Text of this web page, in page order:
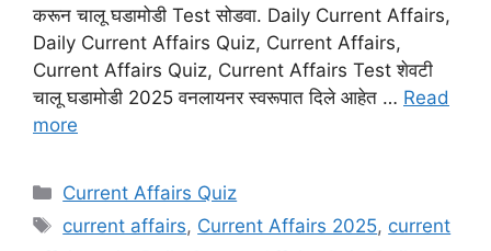
करून चालू घडामोडी Test सोडवा. Daily Current Affairs,
Daily Current Affairs Quiz, Current Affairs,
Current Affairs Quiz, Current Affairs Test शेवटी
चालू घडामोडी 2025 वनलायनर स्वरूपात दिले आहेत … Read
more
Categories
Current Affairs Quiz
Tags
current affairs, Current Affairs 2025, current